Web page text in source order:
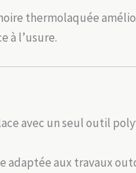
thermolaquée
à l’usure.
avec un seul outil
adaptée aux travaux